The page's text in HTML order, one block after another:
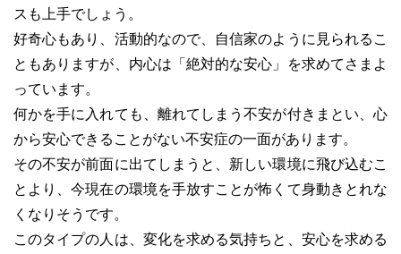
スも上手でしょう。
好奇心もあり、活動的なので、自信家のように見られるこ
ともありますが、内心は「絶対的な安心」を求めてさまよ
っています。
何かを手に入れても、離れてしまう不安が付きまとい、心
から安心できることがない不安症の一面があります。
その不安が前面に出てしまうと、新しい環境に飛び込むこ
とより、今現在の環境を手放すことが怖くて身動きとれな
くなりそうです。
このタイプの人は、変化を求める気持ちと、安心を求める